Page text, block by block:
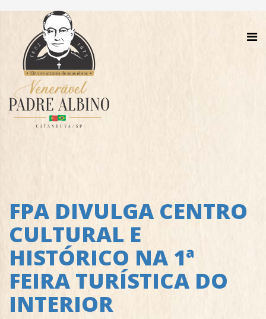
FPA DIVULGA CENTRO
CULTURAL E
HISTÓRICO NA 1ª
FEIRA TURÍSTICA DO
INTERIOR